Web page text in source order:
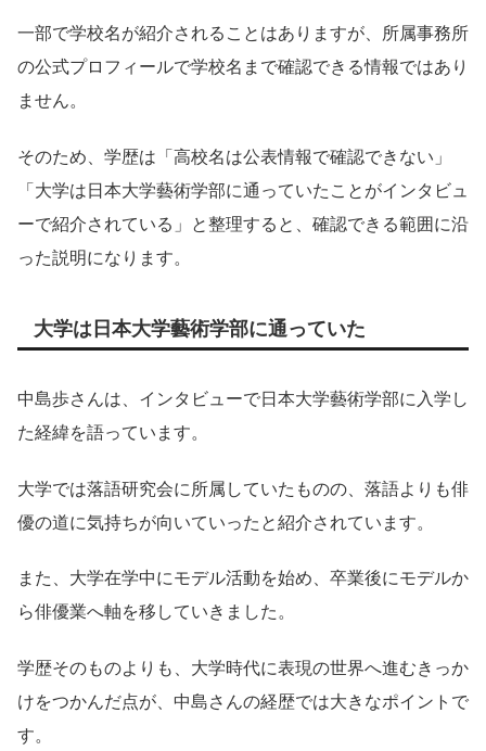
一部で学校名が紹介されることはありますが、所属事務所
の公式プロフィールで学校名まで確認できる情報ではあり
ません。
そのため、学歴は「高校名は公表情報で確認できない」
「大学は日本大学藝術学部に通っていたことがインタビュ
ーで紹介されている」と整理すると、確認できる範囲に沿
った説明になります。
大学は日本大学藝術学部に通っていた
中島歩さんは、インタビューで日本大学藝術学部に入学し
た経緯を語っています。
大学では落語研究会に所属していたものの、落語よりも俳
優の道に気持ちが向いていったと紹介されています。
また、大学在学中にモデル活動を始め、卒業後にモデルか
ら俳優業へ軸を移していきました。
学歴そのものよりも、大学時代に表現の世界へ進むきっか
けをつかんだ点が、中島さんの経歴では大きなポイントで
す。